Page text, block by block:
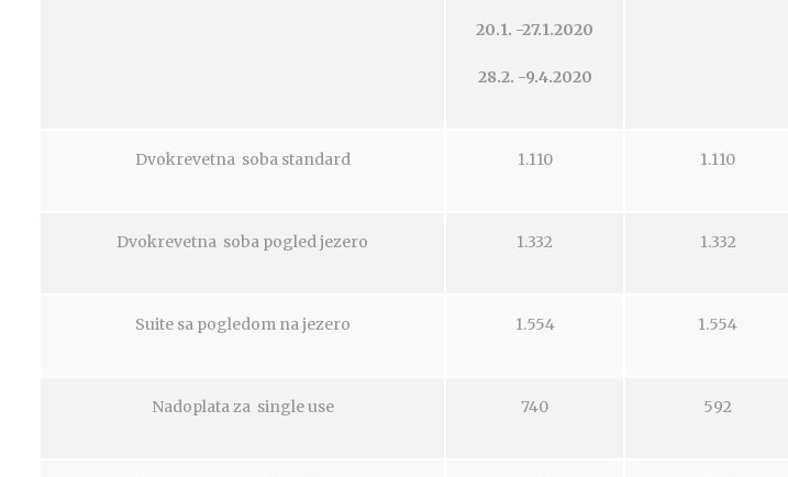
20.1. -27.1.2020
28.2. -9.4.2020
Dvokrevetna soba standard 1.110 1.110
Dvokrevetna soba pogled jezero 1.332 1.332
Suite sa pogledom na jezero 1.554 1.554
Nadoplata za single use 740 592